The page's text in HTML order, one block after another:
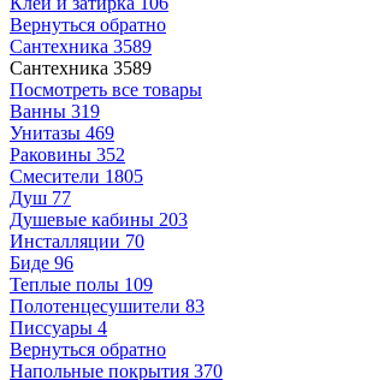
Вернуться обратно
Сантехника 3589
Сантехника 3589
Посмотреть все товары
Ванны 319
Унитазы 469
Раковины 352
Смесители 1805
Душ 77
Душевые кабины 203
Инсталляции 70
Биде 96
Теплые полы 109
Полотенцесушители 83
Писсуары 4
Вернуться обратно
Напольные покрытия 370